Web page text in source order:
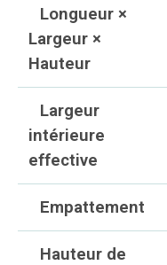
Longueur ×
Largeur ×
Hauteur
Largeur
intérieure
effective
Empattement
Hauteur de